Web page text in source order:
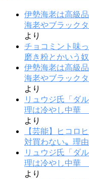
伊勢海老は高級
海老やブラック
より
チョコミント味
磨き粉とかいう
伊勢海老は高級
海老やブラック
より
リュウジ氏「ダ
理は冷やし中華
より
【芸能】ヒコロ
対買わない〟理由
リュウジ氏「ダ
理は冷やし中華
より